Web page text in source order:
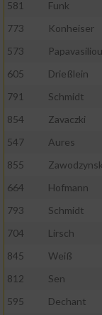
581
Funk
773
Konheiser
573
Papavasiliou
605
Drießlein
791
Schmidt
854
Zavaczki
547
Aures
855
664
Hofmann
793
Schmidt
704
Lirsch
845
Weiß
812
Sen
595
Dechant
Nicht-IAB-